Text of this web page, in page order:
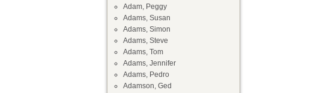
Adam, Peggy
Adams, Susan
Adams, Simon
Adams, Steve
Adams, Tom
Adams, Jennifer
Adams, Pedro
Adamson, Ged